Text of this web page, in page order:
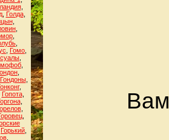
,
, Голда,
,
Гомо
,
Гондоны,
,
Гопота,
,
,
,
Горький
,